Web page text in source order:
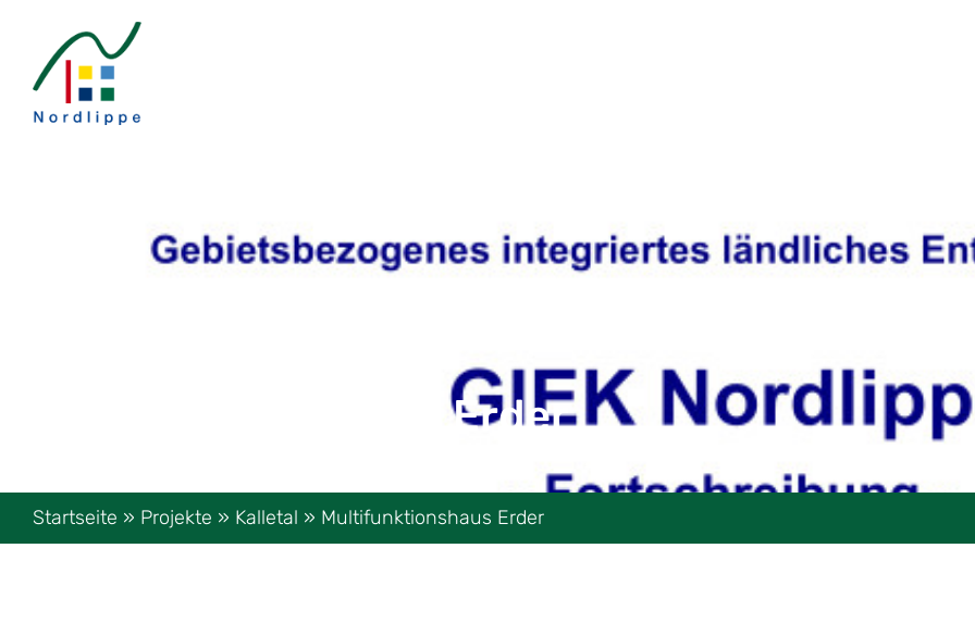
Multifunktionshaus Erder
Startseite » Projekte » Kalletal » Multifunktionshaus Erder